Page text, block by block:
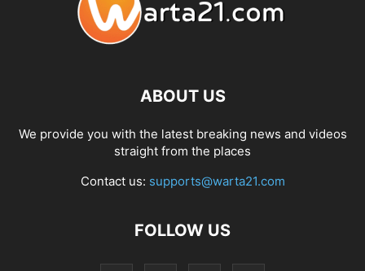
ABOUT US
We provide you with the latest breaking news and videos
straight from the places
Contact us: supports@warta21.com
FOLLOW US